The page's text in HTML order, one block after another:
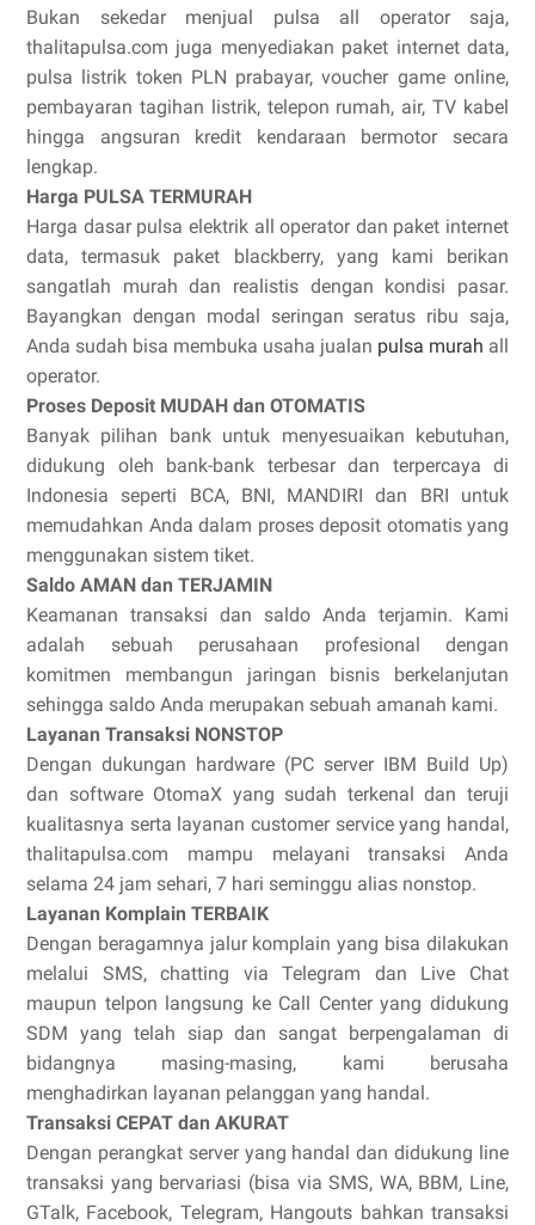
Bukan sekedar menjual pulsa all operator saja,
thalitapulsa.com juga menyediakan paket internet data,
pulsa listrik token PLN prabayar, voucher game online,
pembayaran tagihan listrik, telepon rumah, air, TV kabel
hingga angsuran kredit kendaraan bermotor secara
lengkap.
Harga PULSA TERMURAH
Harga dasar pulsa elektrik all operator dan paket internet
data, termasuk paket blackberry, yang kami berikan
sangatlah murah dan realistis dengan kondisi pasar.
Bayangkan dengan modal seringan seratus ribu saja,
Anda sudah bisa membuka usaha jualan pulsa murah all
operator.
Proses Deposit MUDAH dan OTOMATIS
Banyak pilihan bank untuk menyesuaikan kebutuhan,
didukung oleh bank-bank terbesar dan terpercaya di
Indonesia seperti BCA, BNI, MANDIRI dan BRI untuk
memudahkan Anda dalam proses deposit otomatis yang
menggunakan sistem tiket.
Saldo AMAN dan TERJAMIN
Keamanan transaksi dan saldo Anda terjamin. Kami
adalah sebuah perusahaan profesional dengan
komitmen membangun jaringan bisnis berkelanjutan
sehingga saldo Anda merupakan sebuah amanah kami.
Layanan Transaksi NONSTOP
Dengan dukungan hardware (PC server IBM Build Up)
dan software OtomaX yang sudah terkenal dan teruji
kualitasnya serta layanan customer service yang handal,
thalitapulsa.com mampu melayani transaksi Anda
selama 24 jam sehari, 7 hari seminggu alias nonstop.
Layanan Komplain TERBAIK
Dengan beragamnya jalur komplain yang bisa dilakukan
melalui SMS, chatting via Telegram dan Live Chat
maupun telpon langsung ke Call Center yang didukung
SDM yang telah siap dan sangat berpengalaman di
bidangnya masing-masing, kami berusaha
menghadirkan layanan pelanggan yang handal.
Transaksi CEPAT dan AKURAT
Dengan perangkat server yang handal dan didukung line
transaksi yang bervariasi (bisa via SMS, WA, BBM, Line,
GTalk, Facebook, Telegram, Hangouts bahkan transaksi